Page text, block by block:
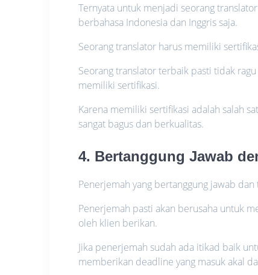
Ternyata untuk menjadi seorang
berbahasa Indonesia dan Inggris saja.
Seorang translator harus memiliki
Seorang translator terbaik pasti tidak
memiliki sertifikasi.
Karena memiliki sertifikasi adalah salah
sangat bagus dan berkualitas.
4. Bertanggung Jawab
Penerjemah yang bertanggung jawab
Penerjemah pasti akan berusaha untuk
oleh klien berikan.
Jika penerjemah sudah ada itikad baik
memberikan deadline yang masuk akal